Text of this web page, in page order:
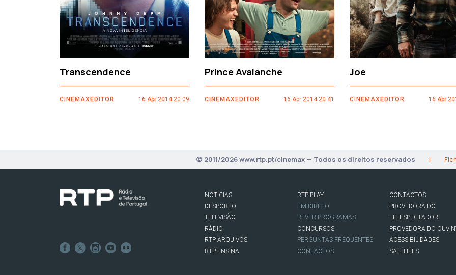
Transcendence
CINEMAXEDITOR 16 Abr 2014 20:09
Prince Avalanche
CINEMAXEDITOR 16 Abr 2014 20:41
Joe
CINEMAXEDITOR 16 Abr
© 2011/2026 www.rtp.pt/cinemax — Todos os direitos reservados |
NOTÍCIAS
DESPORTO
TELEVISÃO
RÁDIO
RTP ARQUIVOS
RTP ENSINA
RTP PLAY
EM DIRETO
REVER PROGRAMAS
CONCURSOS
PERGUNTAS FREQUENTES
CONTACTOS
CONTACTOS
PROVEDORA DO
TELESPECTADOR
PROVEDORA DO
ACESSIBILIDADES
SATÉLITES